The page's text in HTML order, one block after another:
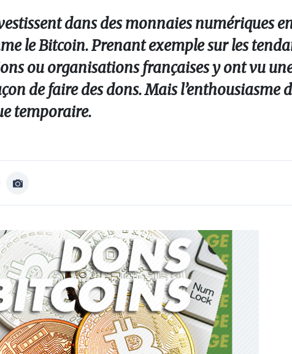
dans des monnaies numériques
le Bitcoin. Prenant exemple sur les
ou organisations françaises y ont vu
de faire des dons. Mais l’enthousiasme
temporaire.
Afficher